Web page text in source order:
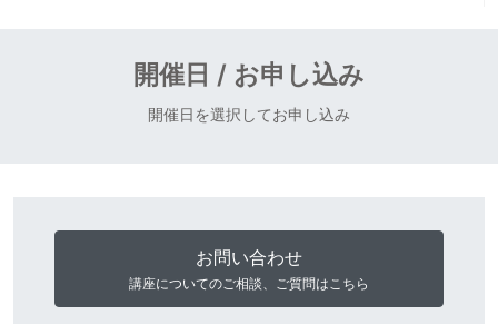
開催日 / お申し込み
開催日を選択してお申し込み
お問い合わせ
講座についてのご相談、ご質問はこちら